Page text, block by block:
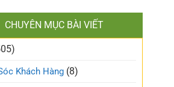
CHUYÊN MỤC BÀI VIẾT
Khách Hàng (8)